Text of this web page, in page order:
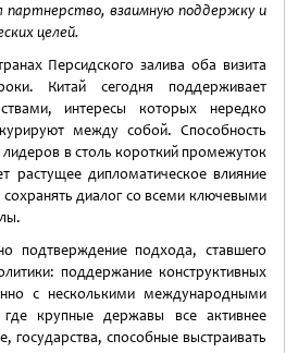
партнерство, взаимную поддержку и
целей.
Персидского залива оба визита
Китай сегодня поддерживает
интересы которых нередко
между собой. Способность
в столь короткий промежуток
растущее дипломатическое влияние
сохранять диалог со всеми ключевыми
подхода, ставшего
поддержание конструктивных
с несколькими международными
крупные державы все активнее
государства, способные выстраивать